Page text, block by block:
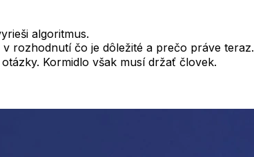
algoritmus.
rozhodnutí čo je dôležité a prečo práve teraz.
Kormidlo však musí držať človek.